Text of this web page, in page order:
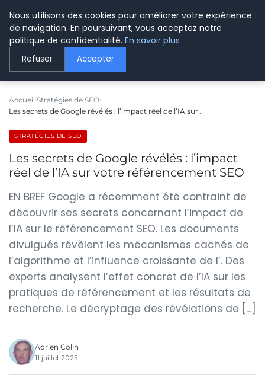
LE WEBMARKETING
Accueil Stratégies de SEO
Les secrets de Google révélés : l’impact réel de l’IA sur…
STRATÉGIES DE SEO
Les secrets de Google révélés : l’impact
réel de l’IA sur votre référencement SEO
EN BREF Google a récemment été contraint de
découvrir ses secrets concernant l’impact de
l’IA sur le référencement SEO. Les documents
divulgués révèlent les mécanismes cachés de
l’algorithme et l’influence croissante de l’. Des
experts analysent l’effet concret de l’IA sur les
pratiques de référencement et les résultats de
recherche. Le décryptage des révélations de […]
Adrien Colin
11 juillet 2025
Nous utilisons des cookies pour améliorer votre expérience
de navigation. En poursuivant, vous acceptez notre
politique de confidentialité. En savoir plus
Refuser Accepter